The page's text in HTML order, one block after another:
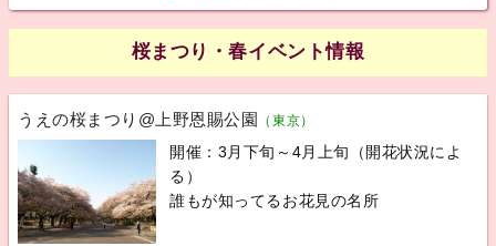
桜まつり・春イベント情報
うえの桜まつり@上野恩賜公園 （東京）
開催：3月下旬～4月上旬（開花状況によ
る）
誰もが知ってるお花見の名所